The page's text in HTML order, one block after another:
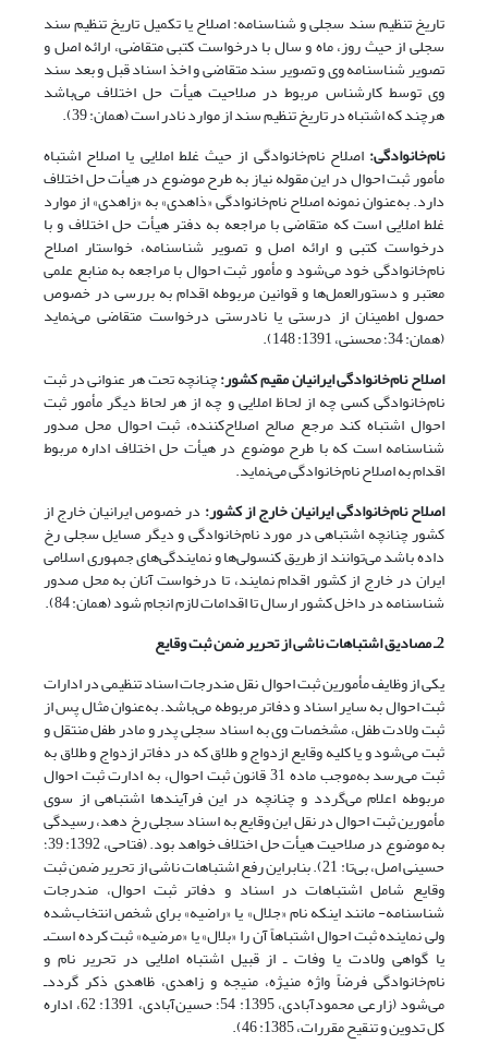
تاریخ تنظیم سند سجلی و شناسنامه: اصلاح یا تکمیل تاریخ تنظیم سند
سجلی از حیث روز، ماه و سال با درخواست کتبی متقاضی، ارائه اصل و
تصویر شناسنامه وی و تصویر سند متقاضی و اخذ اسناد قبل و بعد سند
وی توسط کارشناس مربوط در صلاحیت هیأت حل اختلاف می‌باشد
هرچند که اشتباه در تاریخ تنظیم سند از موارد نادر است (همان: 39).
نام‌خانوادگی: اصلاح نام‌خانوادگی از حیث غلط املایی یا اصلاح اشتباه
مأمور ثبت احوال در این مقوله نیاز به طرح موضوع در هیأت حل اختلاف
دارد. به‌عنوان نمونه اصلاح نام‌خانوادگی «ذاهدی» به «زاهدی» از موارد
غلط املایی است که متقاضی با مراجعه به دفتر هیأت حل اختلاف و با
درخواست کتبی و ارائه اصل و تصویر شناسنامه، خواستار اصلاح
نام‌خانوادگی خود می‌شود و مأمور ثبت احوال با مراجعه به منابع علمی
معتبر و دستورالعمل‌ها و قوانین مربوطه اقدام به بررسی در خصوص
حصول اطمینان از درستی یا نادرستی درخواست متقاضی می‌نماید
(همان: 34؛ محسنی، 1391: 148).
اصلاح نام‌خانوادگی ایرانیان مقیم کشور:چنانچه تحت هر عنوانی در ثبت
نام‌خانوادگی کسی چه از لحاظ املایی و چه از هر لحاظ دیگر مأمور ثبت
احوال اشتباه کند مرجع صالح اصلاح‌کننده، ثبت احوال محل صدور
شناسنامه است که با طرح موضوع در هیأت حل اختلاف اداره مربوط
اقدام به اصلاح نام‌خانوادگی می‌نماید.
اصلاح نام‌خانوادگی ایرانیان خارج از کشور: در خصوص ایرانیان خارج از
کشور چنانچه اشتباهی در مورد نام‌خانوادگی و دیگر مسایل سجلی رخ
داده باشد می‌توانند از طریق کنسولی‌ها و نمایندگی‌های جمهوری اسلامی
ایران در خارج از کشور اقدام نمایند، تا درخواست آنان به محل صدور
شناسنامه در داخل کشور ارسال تا اقدامات لازم انجام شود (همان: 84).
2ـ مصادیق اشتباهات ناشی از تحریر ضمن ثبت وقایع
یکی از وظایف مأمورین ثبت احوال نقل مندرجات اسناد تنظیمی در ادارات
ثبت احوال به سایر اسناد و دفاتر مربوطه می‌باشد. به‌عنوان مثال پس از
ثبت ولادت طفل، مشخصات وی به اسناد سجلی پدر و مادر طفل منتقل و
ثبت می‌شود و یا کلیه وقایع ازدواج و طلاق که در دفاتر ازدواج و طلاق به
ثبت می‌رسد به‌موجب ماده 31 قانون ثبت احوال، به ادارت ثبت احوال
مربوطه اعلام می‌گردد و چنانچه در این فرآیندها اشتباهی از سوی
مأمورین ثبت احوال در نقل این وقایع به اسناد سجلی رخ دهد، رسیدگی
به موضوع در صلاحیت هیأت حل اختلاف خواهد بود. (فتاحی، 1392: 39؛
حسینی اصل، بی‌تا: 21). بنابراین رفع اشتباهات ناشی از تحریر ضمن ثبت
وقایع شامل اشتباهات در اسناد و دفاتر ثبت احوال، مندرجات
شناسنامه-‌‌ مانند اینکه نام «جلال» یا «راضیه» برای شخص انتخاب‌شده
ولی نماینده ثبت احوال اشتباهاً آن را «بلال» یا «مرضیه» ثبت کرده است‌ـ
یا گواهی ولادت یا وفات ـ ‌از قبیل اشتباه املایی در تحریر نام و
نام‌خانوادگی فرضاً واژه منیژه، منیجه و زاهدی، ظاهدی ذکر گردد‌ـ
می‌شود (زارعی محمودآبادی، 1395: 54؛ حسین‌آبادی، 1391: 62، اداره
کل تدوین و تنقیح مقررات، 1385: 46).